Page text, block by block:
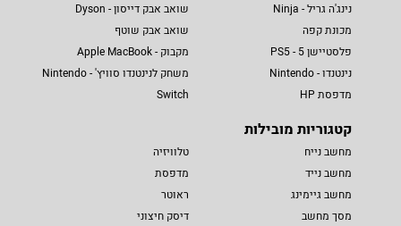
נינג'ה גריל - Ninja
מכונת קפה
פלסטיישן 5 - PS5
נינטנדו - Nintendo
מדפסת HP
שואב אבק דייסון - Dyson
שואב אבק שוטף
מקבוק - Apple MacBook
משחק לנינטנדו סוויץ' - Nintendo
Switch
קטגוריות מובילות
מחשב נייח
מחשב נייד
מחשב גיימינג
מסך מחשב
טלוויזיה
מדפסת
ראוטר
דיסק חיצוני